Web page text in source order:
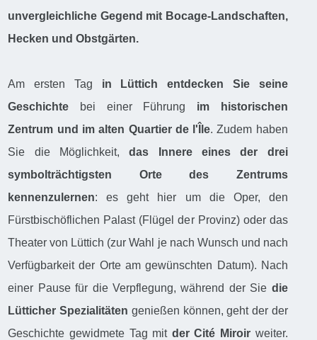
unvergleichliche Gegend mit Bocage-Landschaften,
Hecken und Obstgärten.
Am ersten Tag in Lüttich
entdecken Sie seine
Geschichte
bei einer Führung im historischen
Zentrum und im alten Quartier de l'Île. Zudem haben
Sie die Möglichkeit,das Innere eines der drei
symbolträchtigsten Orte des Zentrums
kennenzulernen: es geht hier um die Oper, den
Fürstbischöflichen Palast (Flügel der Provinz) oder das
Theater von Lüttich (zur Wahl je nach Wunsch und nach
Verfügbarkeit der Orte am gewünschten Datum). Nach
einer Pause für die Verpflegung, während der Sie die
Lütticher Spezialitäten genießen können, geht der der
Geschichte gewidmete Tag mit der Cité Miroir weiter.